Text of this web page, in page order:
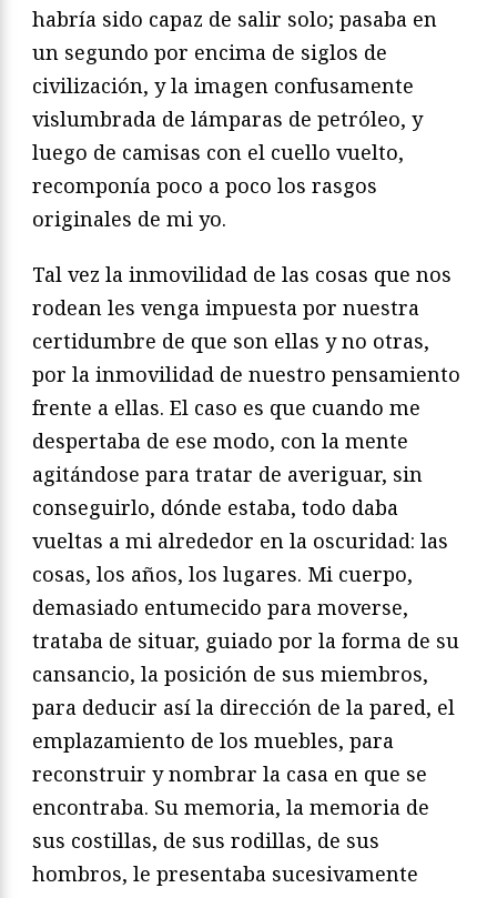
habría sido capaz de salir solo; pasaba en
un segundo por encima de siglos de
civilización, y la imagen confusamente
vislumbrada de lámparas de petróleo, y
luego de camisas con el cuello vuelto,
recomponía poco a poco los rasgos
originales de mi yo.
Tal vez la inmovilidad de las cosas que nos
rodean les venga impuesta por nuestra
certidumbre de que son ellas y no otras,
por la inmovilidad de nuestro pensamiento
frente a ellas. El caso es que cuando me
despertaba de ese modo, con la mente
agitándose para tratar de averiguar, sin
conseguirlo, dónde estaba, todo daba
vueltas a mi alrededor en la oscuridad: las
cosas, los años, los lugares. Mi cuerpo,
demasiado entumecido para moverse,
trataba de situar, guiado por la forma de su
cansancio, la posición de sus miembros,
para deducir así la dirección de la pared, el
emplazamiento de los muebles, para
reconstruir y nombrar la casa en que se
encontraba. Su memoria, la memoria de
sus costillas, de sus rodillas, de sus
hombros, le presentaba sucesivamente